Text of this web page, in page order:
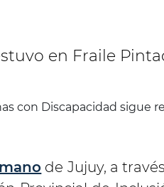
en Fraile
de Jujuy, a